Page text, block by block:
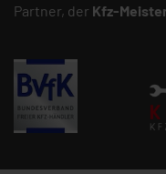
Partner, der Kfz-